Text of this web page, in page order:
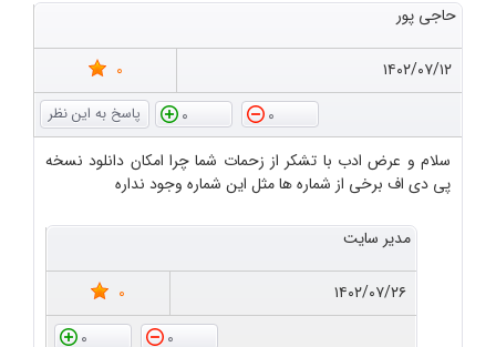
حاجی پور
۱۴۰۲/۰۷/۱۲
0
0
0
سلام و عرض ادب با تشکر از زحمات شما چرا امکان دانلود نسخه
پی دی اف برخی از شماره ها مثل این شماره وجود نداره
مدیر سایت
۱۴۰۲/۰۷/۲۶
0
0
0